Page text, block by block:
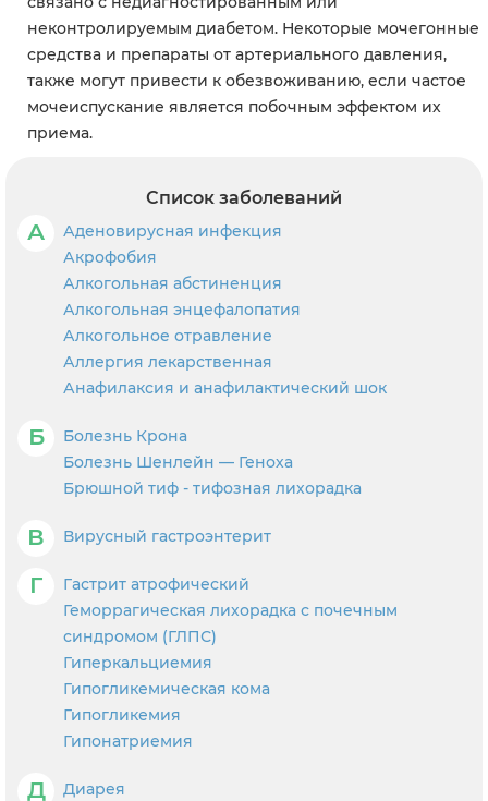
неконтролируемым диабетом. Некоторые мочегонные
средства и препараты от артериального давления,
также могут привести к обезвоживанию, если частое
мочеиспускание является побочным эффектом их
приема.
Список заболеваний
А
Аденовирусная инфекция
Акрофобия
Алкогольная абстиненция
Алкогольная энцефалопатия
Алкогольное отравление
Аллергия лекарственная
Анафилаксия и анафилактический шок
Б
Болезнь Крона
Болезнь Шенлейн — Геноха
Брюшной тиф - тифозная лихорадка
В Вирусный гастроэнтерит
Г
Гастрит атрофический
Геморрагическая лихорадка с почечным
синдромом (ГЛПС)
Гиперкальциемия
Гипогликемическая кома
Гипогликемия
Гипонатриемия
Д
Диарея